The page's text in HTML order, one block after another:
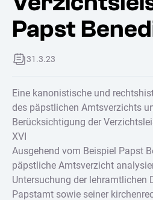
Papst
31.3.23
Eine kanonistische und
des päpstlichen Amtsverzichts
Berücksichtigung der
XVI
Ausgehend vom Beispiel Papst
päpstliche Amtsverzicht
Untersuchung der lehramtlichen
Papstamt sowie seiner